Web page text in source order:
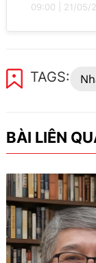
09:00 21/05/
TAGS:
BÀI LIÊN